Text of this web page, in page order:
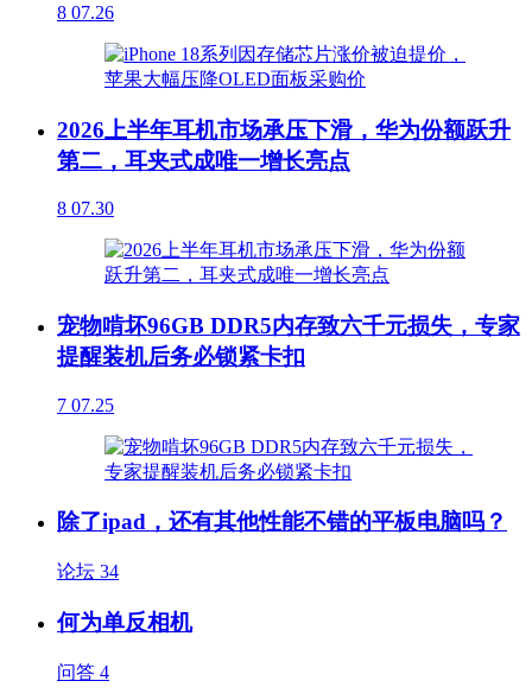
8 07.26
2026上半年耳机市场承压下滑，华为份额跃升
第二，耳夹式成唯一增长亮点
8 07.30
宠物啃坏96GB DDR5内存致六千元损失，专家
提醒装机后务必锁紧卡扣
7 07.25
除了ipad，还有其他性能不错的平板电脑吗？
论坛 34
何为单反相机
问答 4